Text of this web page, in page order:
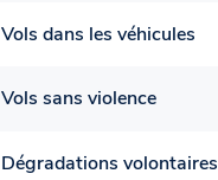
Vols dans les véhicules
Vols sans violence
Dégradations volontaires